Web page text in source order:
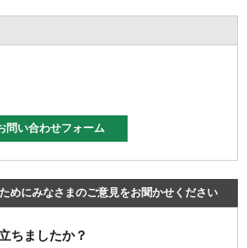
めにみなさまのご意見をお聞かせください
ちましたか？